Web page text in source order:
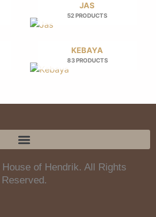
JAS
52 PRODUCTS
KEBAYA
83 PRODUCTS
of Hendrik. All Rights
Reserved.